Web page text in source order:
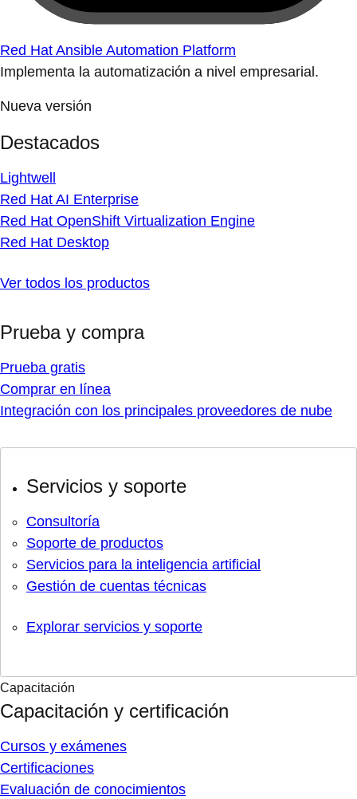
Red Hat Ansible Automation Platform
Implementa la automatización a nivel empresarial.
Nueva versión
Destacados
Lightwell
Red Hat AI Enterprise
Red Hat OpenShift Virtualization Engine
Red Hat Desktop
Ver todos los productos
Prueba y compra
Prueba gratis
Comprar en línea
Integración con los principales proveedores de nube
Servicios y soporte
Consultoría
Soporte de productos
Servicios para la inteligencia artificial
Gestión de cuentas técnicas
Explorar servicios y soporte
Capacitación
Capacitación y certificación
Cursos y exámenes
Certificaciones
Evaluación de conocimientos